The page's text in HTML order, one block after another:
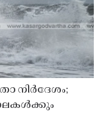
നിർദേശം;